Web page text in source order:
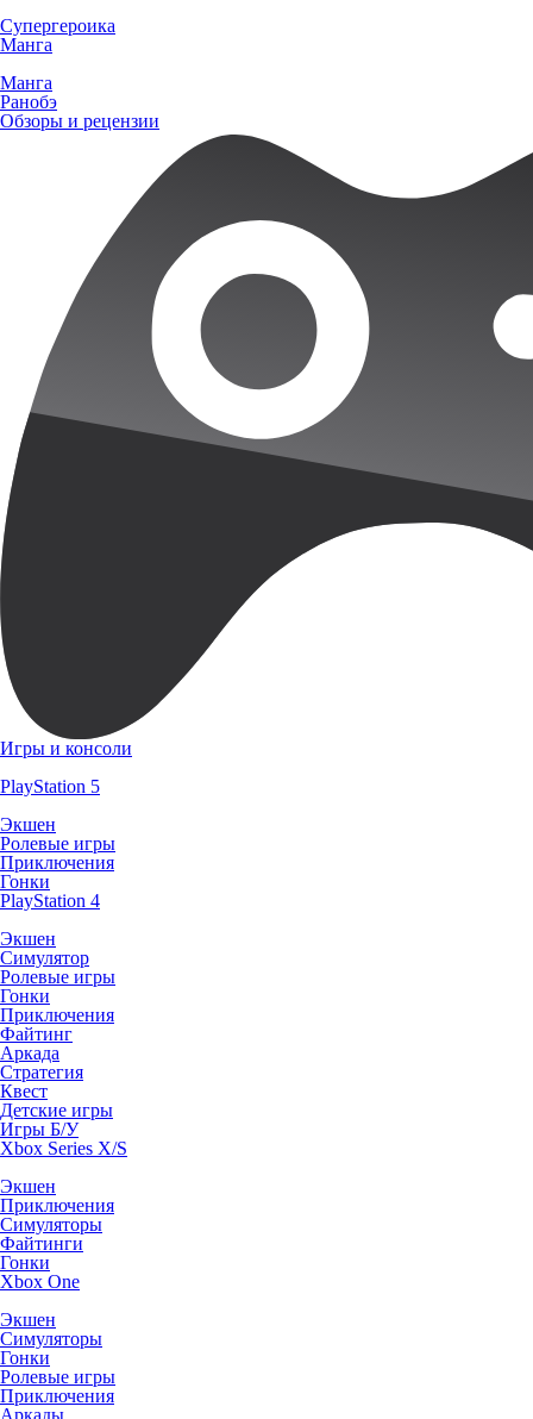
Супергероика
Манга
Манга
Ранобэ
Обзоры и рецензии
Игры и консоли
PlayStation 5
Экшен
Ролевые игры
Приключения
Гонки
PlayStation 4
Экшен
Симулятор
Ролевые игры
Гонки
Приключения
Файтинг
Аркада
Стратегия
Квест
Детские игры
Игры Б/У
Xbox Series X/S
Экшен
Приключения
Симуляторы
Файтинги
Гонки
Xbox One
Экшен
Симуляторы
Гонки
Ролевые игры
Приключения
Аркады